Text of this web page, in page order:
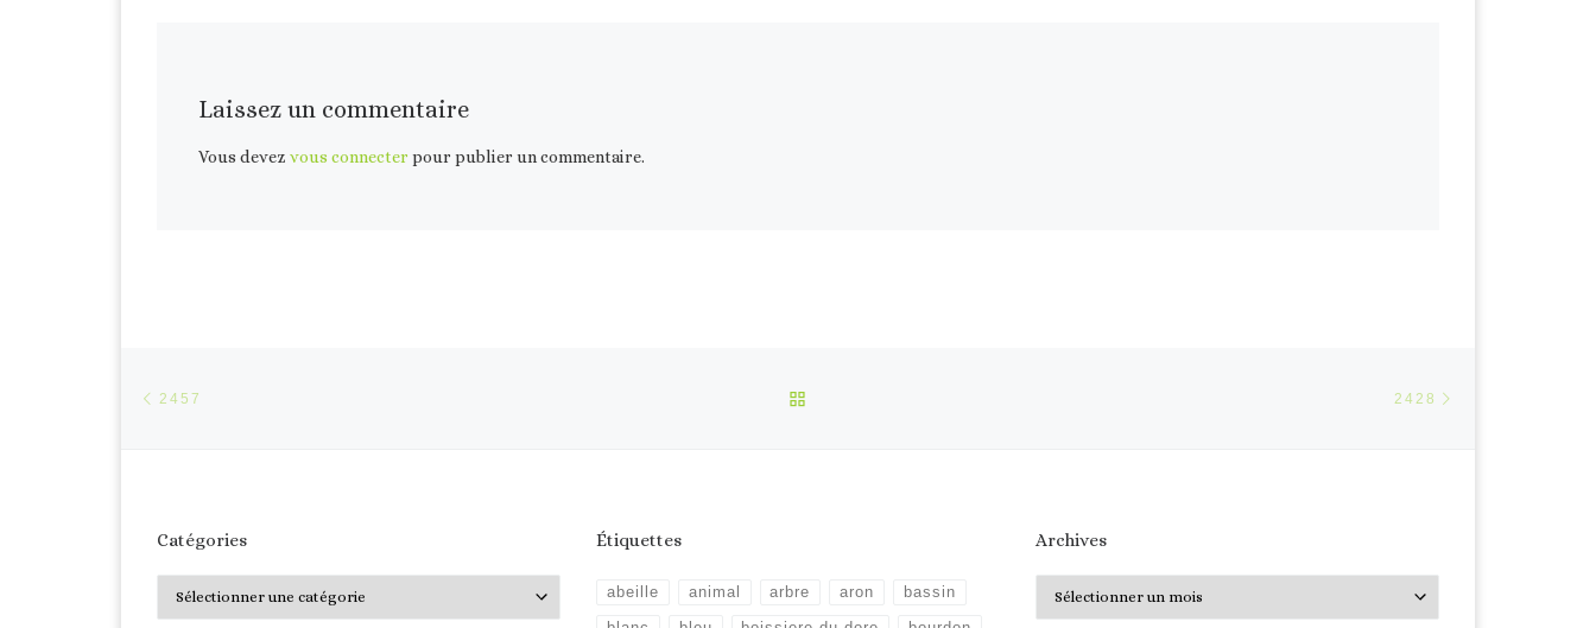
Laissez un commentaire
Vous devezvous connecter pour publier un commentaire.
Parcourir les articles
2457 2428
Catégories Étiquettes
abeille animal arbre aron bassin
Archives